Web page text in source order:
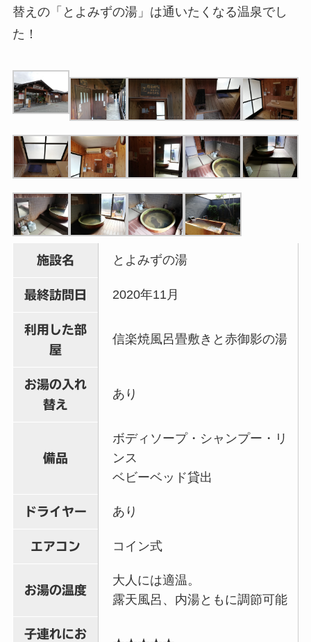
替えの「とよみずの湯」は通いたくなる温泉でし
た！
施設名 とよみずの湯
最終訪問日 2020年11月
利用した部
屋
信楽焼風呂畳敷きと赤御影の湯
お湯の入れ
替え
あり
備品
ボディソープ・シャンプー・リ
ンス
ベビーベッド貸出
ドライヤー あり
エアコン コイン式
お湯の温度
大人には適温。
露天風呂、内湯ともに調節可能
子連れにお